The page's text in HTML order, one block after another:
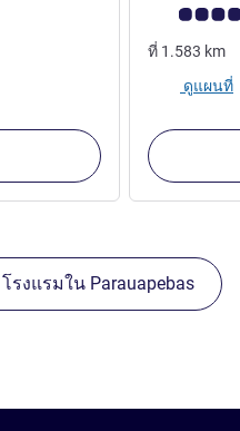
งบน ALL)
ยการ คะแนนควา
ที่ 1.583 km
ดูแผนที่
รงแรมใน Parauapebas